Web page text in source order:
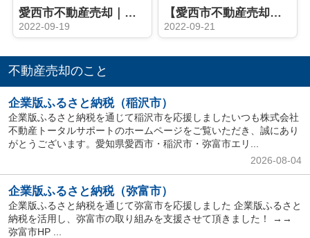
愛西市不動産売却｜家屋番号とは？
2022-09-19
【愛西市不動産売却】契約同日決済
2022-09-21
不動産売却のこと
企業版ふるさと納税（稲沢市）
企業版ふるさと納税を通じて稲沢市を応援しましたいつも株式会社
不動産トータルサポートのホームページをご覧いただき、誠にあり
がとうございます。愛知県愛西市・稲沢市・弥富市エリ...
2026-08-04
企業版ふるさと納税（弥富市）
企業版ふるさと納税を通じて弥富市を応援しました 企業版ふるさと
納税を活用し、弥富市の取り組みを支援させて頂きました！ →→
弥富市HP ...